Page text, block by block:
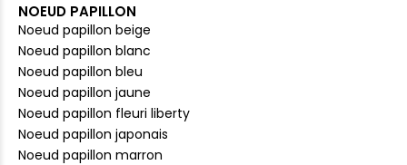
NOEUD PAPILLON
Noeud papillon beige
Noeud papillon blanc
Noeud papillon bleu
Noeud papillon jaune
Noeud papillon fleuri liberty
Noeud papillon japonais
Noeud papillon marron